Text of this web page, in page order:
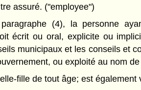
assuré. ("employee")
(4), la personne
écrit ou oral, explicite ou
municipaux et les conseils et
ou exploité au nom
fille de tout âge; est également